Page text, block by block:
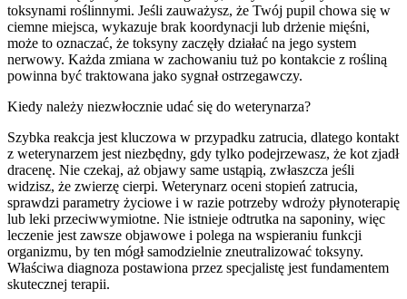
toksynami roślinnymi. Jeśli zauważysz, że Twój pupil chowa się w
ciemne miejsca, wykazuje brak koordynacji lub drżenie mięśni,
może to oznaczać, że toksyny zaczęły działać na jego system
nerwowy. Każda zmiana w zachowaniu tuż po kontakcie z rośliną
powinna być traktowana jako sygnał ostrzegawczy.
Kiedy należy niezwłocznie udać się do weterynarza?
Szybka reakcja jest kluczowa w przypadku zatrucia, dlatego kontakt
z weterynarzem jest niezbędny, gdy tylko podejrzewasz, że kot zjadł
dracenę. Nie czekaj, aż objawy same ustąpią, zwłaszcza jeśli
widzisz, że zwierzę cierpi. Weterynarz oceni stopień zatrucia,
sprawdzi parametry życiowe i w razie potrzeby wdroży płynoterapię
lub leki przeciwwymiotne. Nie istnieje odtrutka na saponiny, więc
leczenie jest zawsze objawowe i polega na wspieraniu funkcji
organizmu, by ten mógł samodzielnie zneutralizować toksyny.
Właściwa diagnoza postawiona przez specjalistę jest fundamentem
skutecznej terapii.